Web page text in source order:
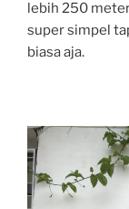
lebih 250
super simpel
biasa aja.